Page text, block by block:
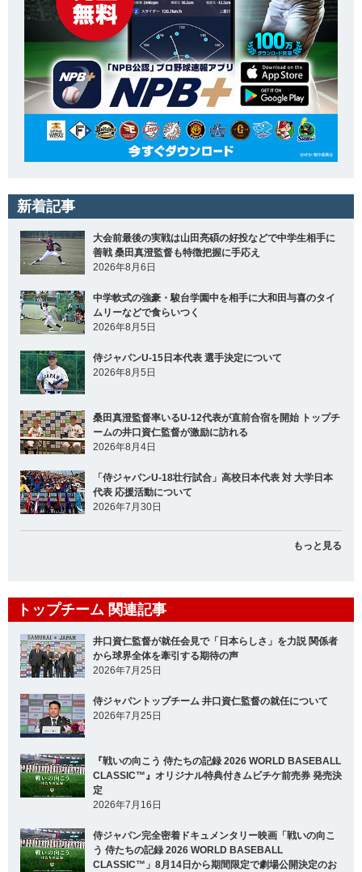
新着記事
大会前最後の実戦は山田亮碩の好投などで中学生相手に
善戦 桑田真澄監督も特徴把握に手応え
2026年8月6日
中学軟式の強豪・駿台学園中を相手に大和田与喜のタイ
ムリーなどで食らいつく
2026年8月5日
侍ジャパンU-15日本代表 選手決定について
2026年8月5日
桑田真澄監督率いるU-12代表が直前合宿を開始 トップチ
ームの井口資仁監督が激励に訪れる
2026年8月4日
「侍ジャパンU-18壮行試合」高校日本代表 対 大学日本
代表 応援活動について
2026年7月30日
もっと見る
トップチーム 関連記事
井口資仁監督が就任会見で「日本らしさ」を力説 関係者
から球界全体を牽引する期待の声
2026年7月25日
侍ジャパントップチーム 井口資仁監督の就任について
2026年7月25日
『戦いの向こう 侍たちの記録 2026 WORLD BASEBALL
CLASSIC™』オリジナル特典付きムビチケ前売券 発売決
定
2026年7月16日
侍ジャパン完全密着ドキュメンタリー映画「戦いの向こ
う 侍たちの記録 2026 WORLD BASEBALL
CLASSIC™」8月14日から期間限定で劇場公開決定のお